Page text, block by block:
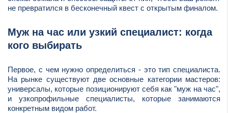
не превратился в бесконечный квест с открытым финалом.
Муж на час или узкий специалист: когда
кого выбирать
Первое, с чем нужно определиться - это тип специалиста.
На рынке существуют две основные категории мастеров:
универсалы, которые позиционируют себя как "муж на час",
и узкопрофильные специалисты, которые занимаются
конкретным видом работ.